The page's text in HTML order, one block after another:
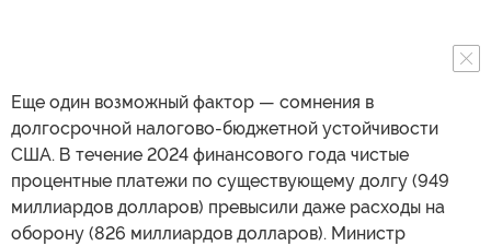
Еще один возможный фактор — сомнения в
долгосрочной налогово-бюджетной устойчивости
США. В течение 2024 финансового года чистые
процентные платежи по существующему долгу (949
миллиардов долларов) превысили даже расходы на
оборону (826 миллиардов долларов). Министр